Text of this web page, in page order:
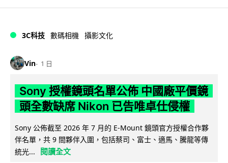
3C科技 數碼相機 攝影文化
Vin 1 日
Sony 授權鏡頭名單公佈 中國廠平價鏡
頭全數缺席 Nikon 已告唯卓仕侵權
Sony 公佈截至 2026 年 7 月的 E-Mount 鏡頭官方授權合作夥
伴名單，共 9 間夥伴入圍，包括蔡司、富士、適馬、騰龍等傳
統光...
閱讀全文